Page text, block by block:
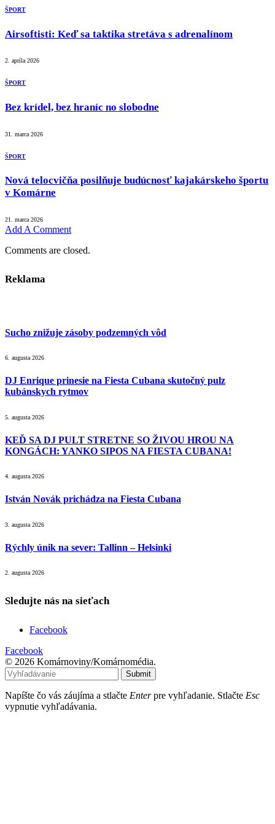
ŠPORT
Airsoftisti: Keď sa taktika stretáva s adrenalínom
2. apríla 2026
ŠPORT
Bez krídel, bez hraníc no slobodne
31. marca 2026
ŠPORT
Nová telocvičňa posilňuje budúcnosť kajakárskeho športu
v Komárne
21. marca 2026
Add A Comment
Comments are closed.
Reklama
Sucho znižuje zásoby podzemných vôd
6. augusta 2026
DJ Enrique prinesie na Fiesta Cubana skutočný pulz
kubánskych rytmov
5. augusta 2026
KEĎ SA DJ PULT STRETNE SO ŽIVOU HROU NA
KONGÁCH: YANKO SIPOS NA FIESTA CUBANA!
4. augusta 2026
István Novák prichádza na Fiesta Cubana
3. augusta 2026
Rýchly únik na sever: Tallinn – Helsinki
2. augusta 2026
Sledujte nás na sieťach
Facebook
Facebook
© 2026 Komárnoviny/Komárnomédia.
Submit
Napíšte čo vás záujíma a stlačte Enterpre vyhľadanie. Stlačte Esc
vypnutie vyhľadávania.